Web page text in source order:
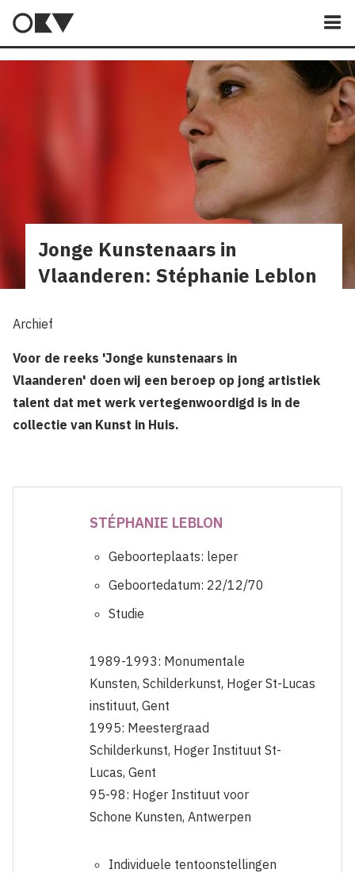
Jonge Kunstenaars in
Vlaanderen: Stéphanie Leblon
Archief
Voor de reeks 'Jonge kunstenaars in
Vlaanderen' doen wij een beroep op jong artistiek
talent dat met werk vertegenwoordigd is in de
collectie van Kunst in Huis.
STÉPHANIE LEBLON
Geboorteplaats: leper
Geboortedatum: 22/12/70
Studie
1989-1993: Monumentale
Kunsten, Schilderkunst, Hoger St-Lucas
instituut, Gent
1995: Meestergraad
Schilderkunst, Hoger Instituut St-
Lucas, Gent
95-98: Hoger Instituut voor
Schone Kunsten, Antwerpen
Individuele tentoonstellingen